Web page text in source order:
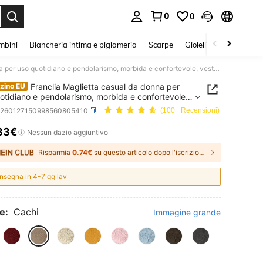
0 0
Biancheria intima e pigiameria Scarpe Gioielli E Accessori
Franclia Maglietta casual da donna per uso quotidiano e pendolarismo, morbida e confortevole, vestibilità rilassata, girocollo, maniche corte, con contrasto di colore, modello dritto e maglia larga, taglie comode, adatta per primavera/estate
EU
Franclia Maglietta casual da donna per
e pendolarismo, morbida e confortevole,
rilassata, girocollo, maniche corte, con
di colore, modello dritto e maglia larga, taglie
adatta per primavera/estate
(100+ Recensioni)
AND AVAILABILITY
Nessun dazio aggiuntivo
Risparmia 0.74€ su questo articolo dopo l'iscrizione.
in 4-7 gg lav
Cachi Immagine grande